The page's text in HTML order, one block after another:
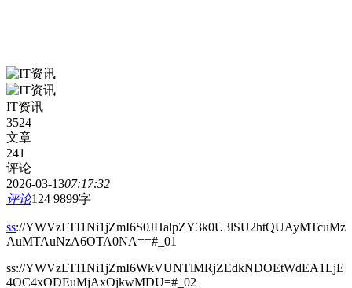
IT资讯
3524
文章
241
评论
2026-03-1307:17:32
评论124 9899字
ss://YWVzLTI1Ni1jZmI6S0JHalpZY3k0U3lSU2htQUAyMTcuMz
AuMTAuNzA6OTA0NA==#_01
ss://YWVzLTI1Ni1jZmI6WkVUNTlMRjZEdkNDOEtWdEA1LjE
4OC4xODEuMjAxOjkwMDU=#_02